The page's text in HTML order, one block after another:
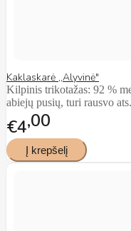
Kaklaskarė ,,Alyvinė"
Kilpinis trikotažas: 92 %
abiejų pusių, turi rausvo
€4 00